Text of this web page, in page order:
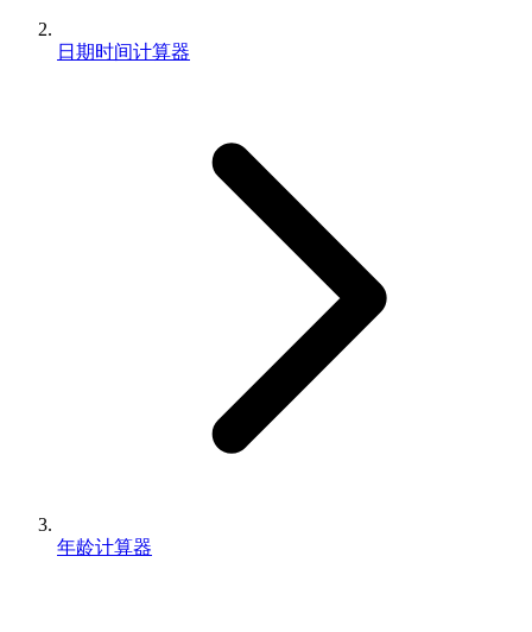
日期时间计算器
年龄计算器